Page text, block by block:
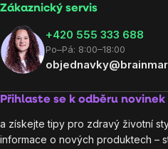
Zákaznický servis
‭+420 555 333 688
Po–Pá: 8:00–18:00
Přihlaste se k odběru novinek
a získejte tipy pro zdravý životní
informace o nových produktech –